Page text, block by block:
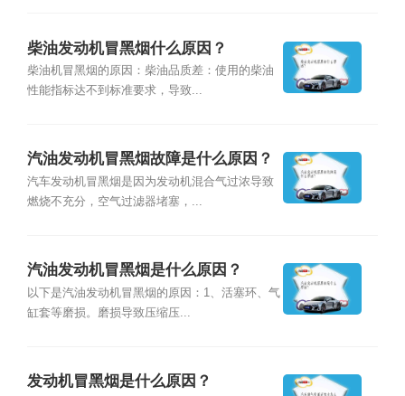
柴油发动机冒黑烟什么原因？
柴油机冒黑烟的原因：柴油品质差：使用的柴油
性能指标达不到标准要求，导致...
汽油发动机冒黑烟故障是什么原因？
汽车发动机冒黑烟是因为发动机混合气过浓导致
燃烧不充分，空气过滤器堵塞，...
汽油发动机冒黑烟是什么原因？
以下是汽油发动机冒黑烟的原因：1、活塞环、气
缸套等磨损。磨损导致压缩压...
发动机冒黑烟是什么原因？